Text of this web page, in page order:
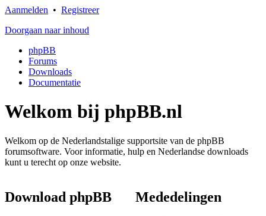
Aanmelden • Registreer
Doorgaan naar inhoud
phpBB
Forums
Downloads
Documentatie
Welkom bij phpBB.nl
Welkom op de Nederlandstalige supportsite van de phpBB
forumsoftware. Voor informatie, hulp en Nederlandse downloads
kunt u terecht op onze website.
Download phpBB Mededelingen